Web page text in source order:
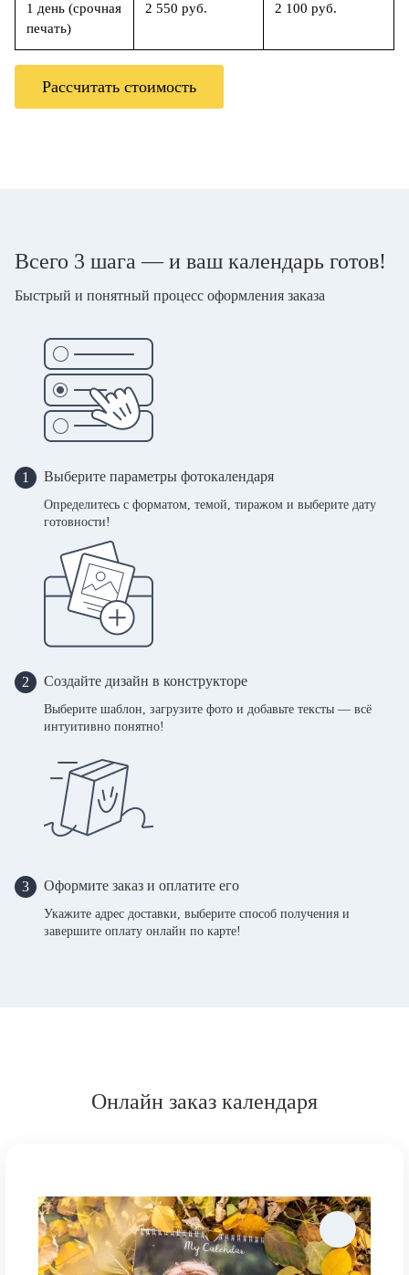
1 день (срочная
печать)
2 550 руб. 2 100 руб.
Рассчитать стоимость
Всего 3 шага — и ваш календарь готов!
Быстрый и понятный процесс оформления заказа
1 Выберите параметры фотокалендаря
Определитесь с форматом, темой, тиражом и выберите дату
готовности!
2 Создайте дизайн в конструкторе
Выберите шаблон, загрузите фото и добавьте тексты — всё
интуитивно понятно!
3 Оформите заказ и оплатите его
Укажите адрес доставки, выберите способ получения и
завершите оплату онлайн по карте!
Онлайн заказ календаря